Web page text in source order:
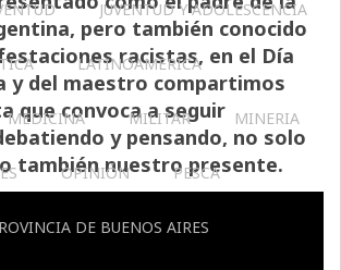
JUVENTUD Y ADOLESCENCIA
LATINOAMERICA
MEDICINA MILITAR MINERIA
OPINIÓN PESCA
DE BUENOS AIRES
pero también conocido
racistas, en el Día
y del maestro compartimos
que convoca a seguir
y pensando, no solo
también nuestro presente.